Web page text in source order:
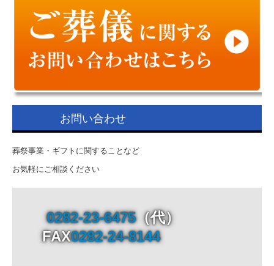
お問い合わせ
葬祭事業・ギフトに関することなど
お気軽にご相談ください
0282-23-6475（代）
FAX0282-24-8144